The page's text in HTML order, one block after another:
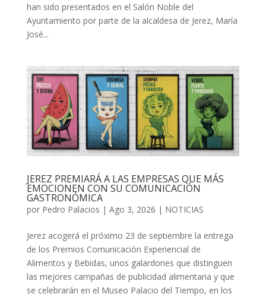
han sido presentados en el Salón Noble del
Ayuntamiento por parte de la alcaldesa de Jerez, María
José...
JEREZ PREMIARÁ A LAS EMPRESAS QUE MÁS
EMOCIONEN CON SU COMUNICACIÓN
GASTRONÓMICA
por Pedro Palacios | Ago 3, 2026 | NOTICIAS
Jerez acogerá el próximo 23 de septiembre la entrega
de los Premios Comunicación Experiencial de
Alimentos y Bebidas, unos galardones que distinguen
las mejores campañas de publicidad alimentaria y que
se celebrarán en el Museo Palacio del Tiempo, en los